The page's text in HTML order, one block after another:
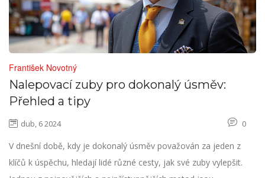
František Novotný
Nalepovací zuby pro dokonalý úsměv:
Přehled a tipy
dub, 6 2024 0
V dnešní době, kdy je dokonalý úsměv považován za jeden z
klíčů k úspěchu, hledají lidé různé cesty, jak své zuby vylepšit.